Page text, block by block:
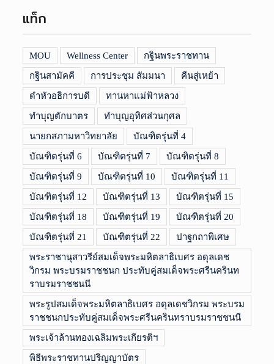
แท็ก
MOU Wellness Center กฐินพระราชทาน
กฐินสามัคคี การประชุม สัมมนา คืนสู่เหย้า
ดำหัวอธิการบดี ทานหาแม่ฟ้าหลวง
ทำบุญตักบาตร ทำบุญอุทิศส่วนกุศล
นายกสภามหาวิทยาลัย บัณฑิตรุ่นที่ 4
บัณฑิตรุ่นที่ 6 บัณฑิตรุ่นที่ 7 บัณฑิตรุ่นที่ 8
บัณฑิตรุ่นที่ 9 บัณฑิตรุ่นที่ 10 บัณฑิตรุ่นที่ 11
บัณฑิตรุ่นที่ 12 บัณฑิตรุ่นที่ 13 บัณฑิตรุ่นที่ 15
บัณฑิตรุ่นที่ 18 บัณฑิตรุ่นที่ 19 บัณฑิตรุ่นที่ 20
บัณฑิตรุ่นที่ 21 บัณฑิตรุ่นที่ 22 ปาฐกถาพิเศษ
พระราชานุสาวรีย์สมเด็จพระมหิตลาธิเบศร อดุลเดช
วิกรม พระบรมราชชนก ประทับคู่สมเด็จพระศรีนครินท
ราบรมราชชนนี
พระรูปสมเด็จพระมหิตลาธิเบศร อดุลเดชวิกรม พระบรม
ราชชนกประทับคู่สมเด็จพระศรีนครินทราบรมราชชนนี
พระเจ้าล้านทองเฉลิมพระเกียรติฯ
พิธีพระราชทานปริญญาบัตร